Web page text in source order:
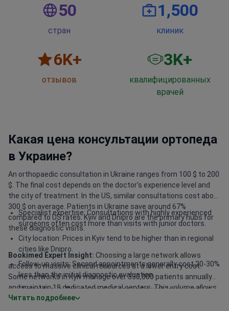
50
стран
1,500
клиник
6K+
отзывов
3K+
квалифицированных
врачей
Какая цена консультации ортопеда
в Украине?
An orthopaedic consultation in Ukraine ranges from 100 $ to 200
$. The final cost depends on the doctor's experience level and
the city of treatment. In the US, similar consultations cost about
300 $ on average. Patients in Ukraine save around 67%
compared to US rates. Kyiv and Dnipro are the primary hubs for
these diagnostic visits.
Specialist expertise: Consultations with highly experienced
surgeons often cost more than visits with junior doctors.
City location: Prices in Kyiv tend to be higher than in regional
cities like Dnipro.
Follow-up visits: Second appointments generally cost 20-30%
less than the initial diagnostic evaluation.
Clinical focus: Private medical networks with large surgical
departments typically have specialized pricing for joint
Bookimed Expert Insight: Choosing a large network allows
access to massive clinical resources at a lower entry cost.
Some networks in Kyiv manage over 330,000 patients annually
and maintain 18 dedicated medical centers. This volume allows
clinics like Dobrobut Medical Network to offer specialized care
Читать подробнее